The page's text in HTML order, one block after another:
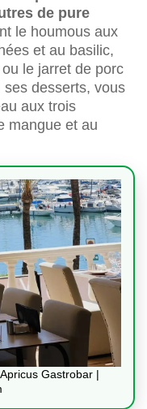
de pure
le houmous aux
et au basilic,
le jarret de porc
desserts, vous
aux trois
mangue et au
Gastrobar |